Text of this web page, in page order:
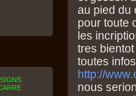
au pied du
pour toute
les
tres
toutes
http://
nous